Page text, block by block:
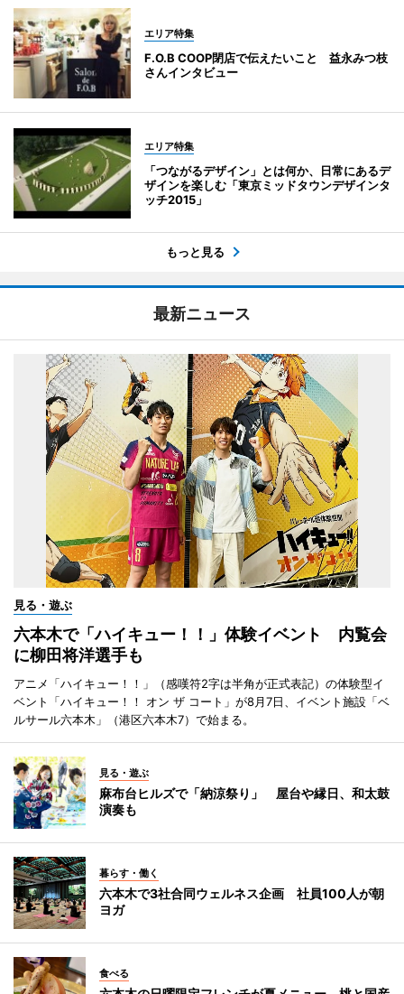
エリア特集
F.O.B COOP閉店で伝えたいこと 益永みつ枝
さんインタビュー
エリア特集
「つながるデザイン」とは何か、日常にあるデ
ザインを楽しむ「東京ミッドタウンデザインタ
ッチ2015」
もっと見る
最新ニュース
見る・遊ぶ
六本木で「ハイキュー！！」体験イベント 内覧会
に柳田将洋選手も
アニメ「ハイキュー！！」（感嘆符2字は半角が正式表記）の体験型イ
ベント「ハイキュー！！ オン ザ コート」が8月7日、イベント施設「ベ
ルサール六本木」（港区六本木7）で始まる。
見る・遊ぶ
麻布台ヒルズで「納涼祭り」 屋台や縁日、和太鼓
演奏も
暮らす・働く
六本木で3社合同ウェルネス企画 社員100人が朝
ヨガ
食べる